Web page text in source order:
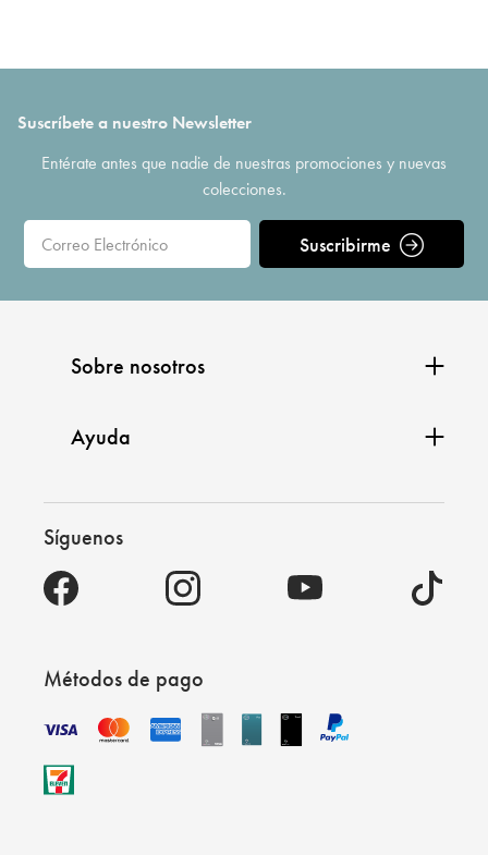
Suscríbete a nuestro Newsletter
Entérate antes que nadie de nuestras promociones y nuevas
colecciones.
Suscribirme
Sobre nosotros
Ayuda
Síguenos
Métodos de pago